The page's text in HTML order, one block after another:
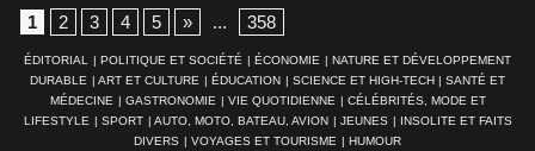
1
2 3 4 5 » ... 358
ÉDITORIAL | POLITIQUE ET SOCIÉTÉ | ÉCONOMIE | NATURE ET DÉVELOPPEMENT
DURABLE | ART ET CULTURE | ÉDUCATION | SCIENCE ET HIGH-TECH | SANTÉ ET
MÉDECINE | GASTRONOMIE | VIE QUOTIDIENNE | CÉLÉBRITÉS, MODE ET
LIFESTYLE | SPORT | AUTO, MOTO, BATEAU, AVION | JEUNES | INSOLITE ET FAITS
DIVERS | VOYAGES ET TOURISME | HUMOUR